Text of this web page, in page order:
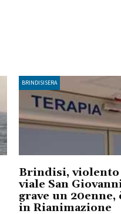
BRINDISISERA
Brindisi,
viale San
grave un 20enne,
in Rianimazione